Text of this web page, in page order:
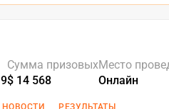
Сумма призовых
$ 14 568
Место
Онлайн
НОВОСТИ РЕЗУЛЬТАТЫ